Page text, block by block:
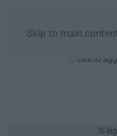
Skip to main
Ultimo
Si